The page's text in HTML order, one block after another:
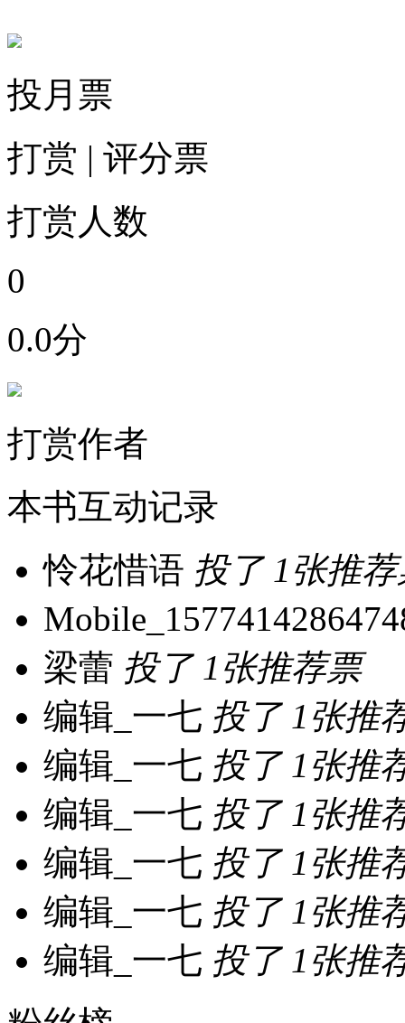
投月票
打赏 | 评分票
打赏人数
0
0.0分
打赏作者
本书互动记录
怜花惜语 投了 1张推
梁蕾 投了 1张推荐票
编辑_一七 投了 1张推
编辑_一七 投了 1张推
编辑_一七 投了 1张推
编辑_一七 投了 1张推
编辑_一七 投了 1张推
编辑_一七 投了 1张推